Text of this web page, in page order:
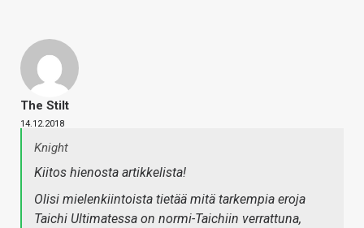
The Stilt
14.12.2018
Knight
Kiitos hienosta artikkelista!
Olisi mielenkiintoista tietää mitä tarkempia eroja
Taichi Ultimatessa on normi-Taichiin verrattuna,